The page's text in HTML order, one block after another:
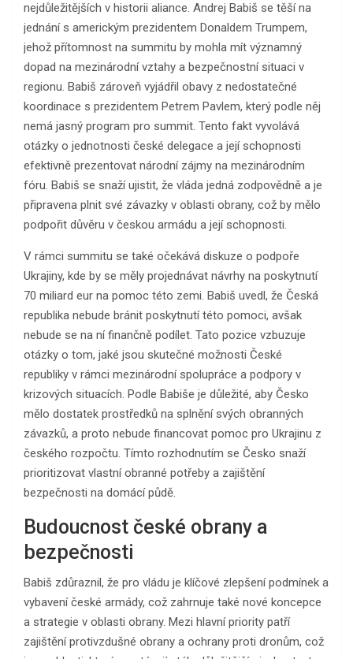
nejdůležitějších v historii aliance. Andrej Babiš se těší na
jednání s americkým prezidentem Donaldem Trumpem,
jehož přítomnost na summitu by mohla mít významný
dopad na mezinárodní vztahy a bezpečnostní situaci v
regionu. Babiš zároveň vyjádřil obavy z nedostatečné
koordinace s prezidentem Petrem Pavlem, který podle něj
nemá jasný program pro summit. Tento fakt vyvolává
otázky o jednotnosti české delegace a její schopnosti
efektivně prezentovat národní zájmy na mezinárodním
fóru. Babiš se snaží ujistit, že vláda jedná zodpovědně a je
připravena plnit své závazky v oblasti obrany, což by mělo
podpořit důvěru v českou armádu a její schopnosti.
V rámci summitu se také očekává diskuze o podpoře
Ukrajiny, kde by se měly projednávat návrhy na poskytnutí
70 miliard eur na pomoc této zemi. Babiš uvedl, že Česká
republika nebude bránit poskytnutí této pomoci, avšak
nebude se na ní finančně podílet. Tato pozice vzbuzuje
otázky o tom, jaké jsou skutečné možnosti České
republiky v rámci mezinárodní spolupráce a podpory v
krizových situacích. Podle Babiše je důležité, aby Česko
mělo dostatek prostředků na splnění svých obranných
závazků, a proto nebude financovat pomoc pro Ukrajinu z
českého rozpočtu. Tímto rozhodnutím se Česko snaží
prioritizovat vlastní obranné potřeby a zajištění
bezpečnosti na domácí půdě.
Budoucnost české obrany a
bezpečnosti
Babiš zdůraznil, že pro vládu je klíčové zlepšení podmínek a
vybavení české armády, což zahrnuje také nové koncepce
a strategie v oblasti obrany. Mezi hlavní priority patří
zajištění protivzdušné obrany a ochrany proti dronům, což